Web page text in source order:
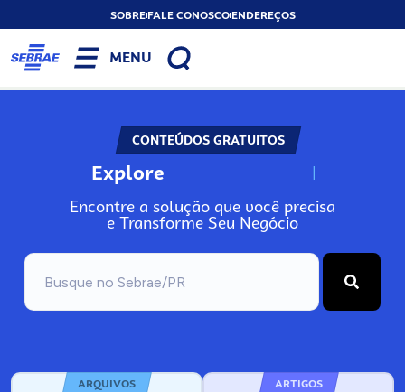
SOBREFALE CONOSCOENDEREÇOS
MENU
CONTEÚDOS GRATUITOS
Explore N
Encontre a solução que você precisa
e Transforme Seu Negócio
ARQUIVOS ARTIGOS